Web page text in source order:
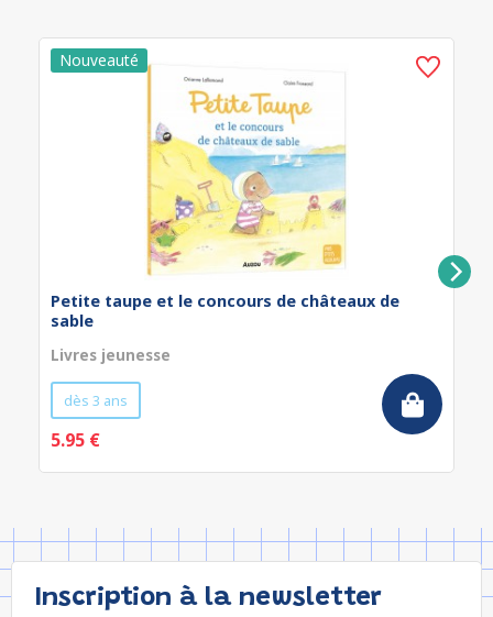
Petite taupe et le concours de châteaux de
sable
Livres jeunesse
dès 3 ans
5.95 €
Inscription à la newsletter